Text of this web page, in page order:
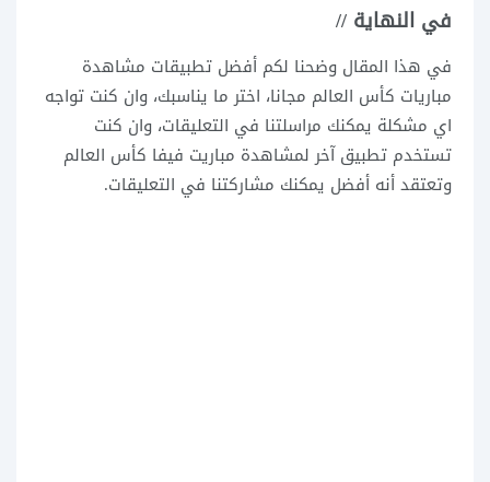
في النهاية //
في هذا المقال وضحنا لكم أفضل تطبيقات مشاهدة
مباريات كأس العالم مجانا، اختر ما يناسبك، وان كنت تواجه
اي مشكلة يمكنك مراسلتنا في التعليقات، وان كنت
تستخدم تطبيق آخر لمشاهدة مباريت فيفا كأس العالم
وتعتقد أنه أفضل يمكنك مشاركتنا في التعليقات.